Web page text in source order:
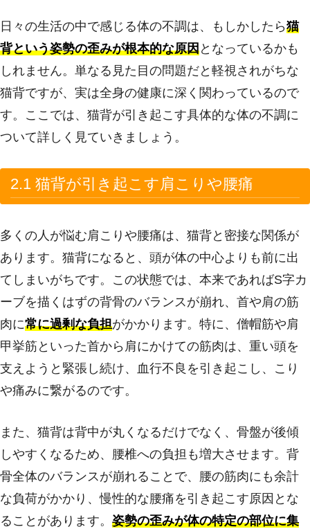
日々の生活の中で感じる体の不調は、もしかしたら猫
背という姿勢の歪みが根本的な原因となっているかも
しれません。単なる見た目の問題だと軽視されがちな
猫背ですが、実は全身の健康に深く関わっているので
す。ここでは、猫背が引き起こす具体的な体の不調に
ついて詳しく見ていきましょう。
2.1 猫背が引き起こす肩こりや腰痛
多くの人が悩む肩こりや腰痛は、猫背と密接な関係が
あります。猫背になると、頭が体の中心よりも前に出
てしまいがちです。この状態では、本来であればS字カ
ーブを描くはずの背骨のバランスが崩れ、首や肩の筋
肉に常に過剰な負担がかかります。特に、僧帽筋や肩
甲挙筋といった首から肩にかけての筋肉は、重い頭を
支えようと緊張し続け、血行不良を引き起こし、こり
や痛みに繋がるのです。
また、猫背は背中が丸くなるだけでなく、骨盤が後傾
しやすくなるため、腰椎への負担も増大させます。背
骨全体のバランスが崩れることで、腰の筋肉にも余計
な負荷がかかり、慢性的な腰痛を引き起こす原因とな
ることがあります。 姿勢の歪みが体の特定の部位に集